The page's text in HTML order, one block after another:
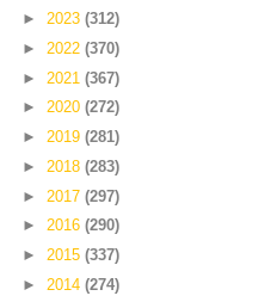
►2023(312)
► 2022(370)
► 2021(367)
►2020(272)
►2019(281)
► 2018(283)
► 2017(297)
►2016(290)
►2015(337)
► 2014(274)